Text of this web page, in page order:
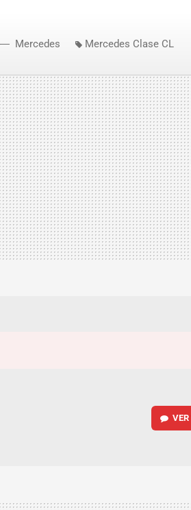
Mercedes Mercedes Clase CL
VER